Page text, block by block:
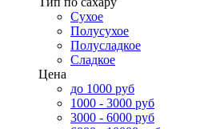
Сухое
Полусухое
Полусладкое
Сладкое
Цена
до 1000 руб
1000 - 3000 руб
3000 - 6000 руб